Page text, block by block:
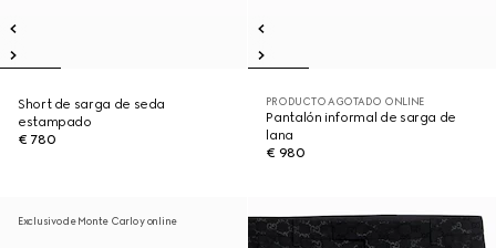
Short de sarga de seda
estampado
€ 780
PRODUCTO AGOTADO ONLINE
Pantalón informal de sarga de
lana
€ 980
Exclusivo de Monte Carlo y online